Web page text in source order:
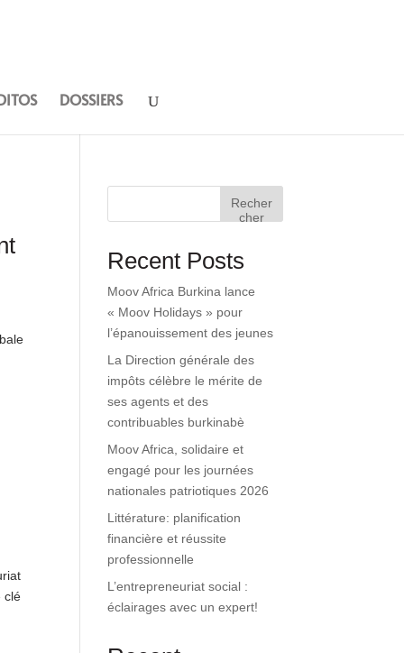
DOSSIERS
clé
Recher
cher
Recent Posts
Moov Africa Burkina lance
« Moov Holidays » pour
l’épanouissement des jeunes
La Direction générale des
impôts célèbre le mérite de
ses agents et des
contribuables burkinabè
Moov Africa, solidaire et
engagé pour les journées
nationales patriotiques 2026
Littérature: planification
financière et réussite
professionnelle
L’entrepreneuriat social :
éclairages avec un expert!